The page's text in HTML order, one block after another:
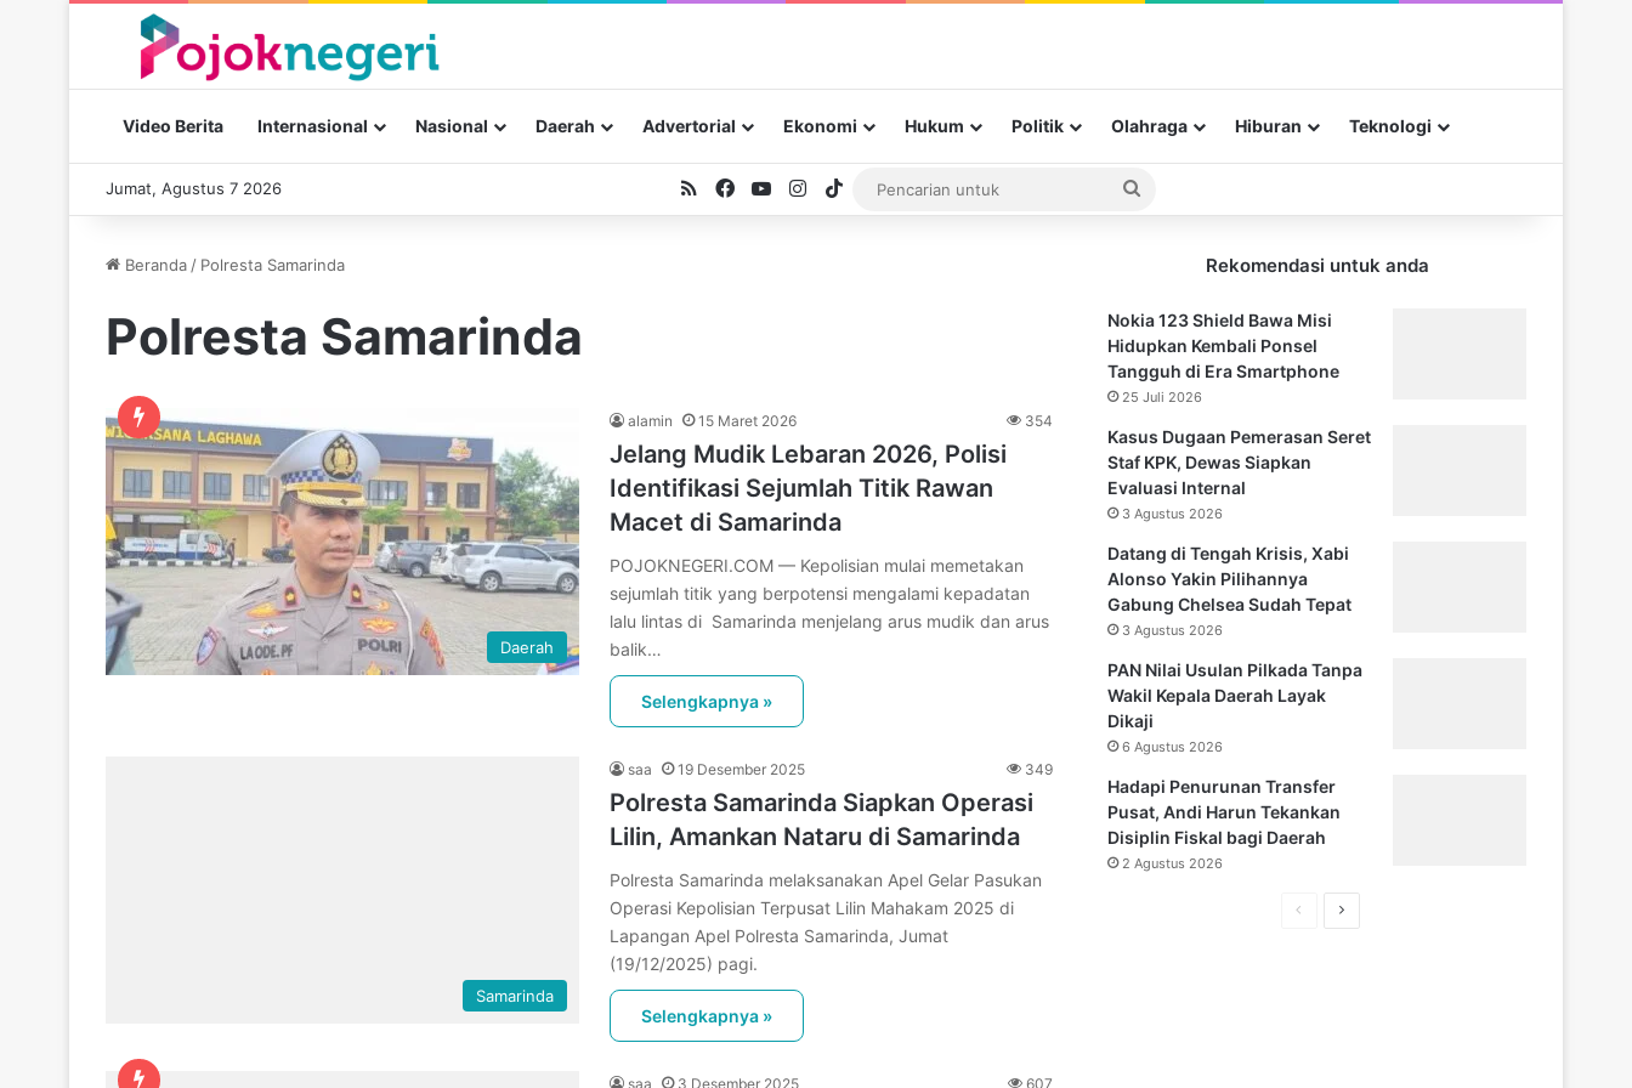
Video Berita Internasional Nasional Daerah Advertorial Ekonomi Hukum Politik Olahraga Hiburan Teknologi
Jumat, Agustus 7 2026 RSS FacebookYouTubeInstagram
TikTok
Beranda / Polresta Samarinda
Polresta Samarinda
Daerah
alamin 15 Maret 2026 354
Jelang Mudik Lebaran 2026, Polisi
Identifikasi Sejumlah Titik Rawan
Macet di Samarinda
POJOKNEGERI.COM — Kepolisian mulai memetakan
sejumlah titik yang berpotensi mengalami kepadatan
lalu lintas di Samarinda menjelang arus mudik dan arus
balik…
Selengkapnya »
Samarinda
saa 19 Desember 2025 349
Polresta Samarinda Siapkan Operasi
Lilin, Amankan Nataru di Samarinda
Polresta Samarinda melaksanakan Apel Gelar Pasukan
Operasi Kepolisian Terpusat Lilin Mahakam 2025 di
Lapangan Apel Polresta Samarinda, Jumat
(19/12/2025) pagi.
Selengkapnya »
saa 3 Desember 2025 607
Rekomendasi untuk anda
Nokia 123 Shield Bawa Misi
Hidupkan Kembali Ponsel
Tangguh di Era Smartphone
25 Juli 2026
Kasus Dugaan Pemerasan Seret
Staf KPK, Dewas Siapkan
Evaluasi Internal
3 Agustus 2026
Datang di Tengah Krisis, Xabi
Alonso Yakin Pilihannya
Gabung Chelsea Sudah Tepat
3 Agustus 2026
PAN Nilai Usulan Pilkada Tanpa
Wakil Kepala Daerah Layak
Dikaji
6 Agustus 2026
Hadapi Penurunan Transfer
Pusat, Andi Harun Tekankan
Disiplin Fiskal bagi Daerah
2 Agustus 2026
H